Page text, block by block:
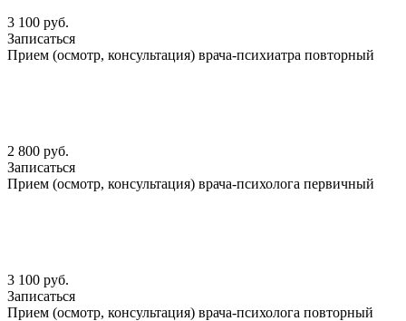
3 100 руб.
Записаться
Прием (осмотр, консультация) врача-психиатра повторный
2 800 руб.
Записаться
Прием (осмотр, консультация) врача-психолога первичный
3 100 руб.
Записаться
Прием (осмотр, консультация) врача-психолога повторный